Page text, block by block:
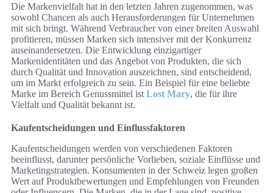
Die Markenvielfalt hat in den letzten Jahren zugenommen, was
sowohl Chancen als auch Herausforderungen für Unternehmen
mit sich bringt. Während Verbraucher von einer breiten Auswahl
profitieren, müssen Marken sich intensiver mit der Konkurrenz
auseinandersetzen. Die Entwicklung einzigartiger
Markenidentitäten und das Angebot von Produkten, die sich
durch Qualität und Innovation auszeichnen, sind entscheidend,
um im Markt erfolgreich zu sein. Ein Beispiel für eine beliebte
Marke im Bereich Genussmittel ist Lost Mary, die für ihre
Vielfalt und Qualität bekannt ist.
Kaufentscheidungen und Einflussfaktoren
Kaufentscheidungen werden von verschiedenen Faktoren
beeinflusst, darunter persönliche Vorlieben, soziale Einflüsse und
Marketingstrategien. Konsumenten in der Schweiz legen großen
Wert auf Produktbewertungen und Empfehlungen von Freunden